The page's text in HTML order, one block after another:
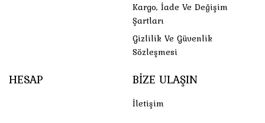
Kargo, İade Ve Değişim
Şartları
Gizlilik Ve Güvenlik
Sözleşmesi
HESAP BIZE ULAŞIN
İletişim